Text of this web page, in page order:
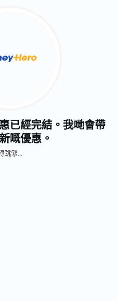
已經完結。我哋會帶
嘅優惠。
跳緊...